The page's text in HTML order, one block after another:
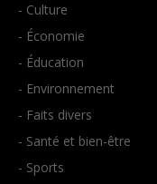
- Culture
- Économie
- Éducation
- Environnement
- Faits divers
- Santé et bien-être
- Sports